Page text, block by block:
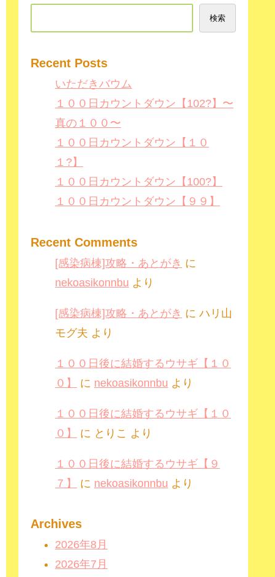
検索
Recent Posts
いただきバウム
１００日カウントダウン【102?】〜
真の１００〜
１００日カウントダウン【１０
１?】
１００日カウントダウン【100?】
１００日カウントダウン【９９】
Recent Comments
[感染病棟]攻略・あとがき に
nekoasikonnbu より
[感染病棟]攻略・あとがき に ハリ山
モグ夫 より
１００日後に結婚するウサギ【１０
０】
に nekoasikonnbu より
１００日後に結婚するウサギ【１０
０】
に とりこ より
１００日後に結婚するウサギ【９
７】
に nekoasikonnbu より
Archives
2026年8月
2026年7月